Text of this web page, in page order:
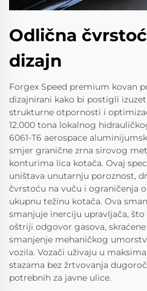
Odlična
dizajn
Forgex Speed premium kovan
dizajnirani kako bi postigli
strukturne otpornosti i
12.000 tona lokalnog
6061-T6 aerospace
smjer granične zrna sirovog
konturima lica kotača. Ovaj
uništava unutarnju poroznost,
čvrstoću na vuču i ograničenja
ukupnu težinu kotača. Ova
smanjuje inerciju upravljača,
oštriji odgovor gasova,
smanjenje mehaničkog
vozila. Vozači uživaju u
stazama bez žrtvovanja
potrebnih za javne ulice.